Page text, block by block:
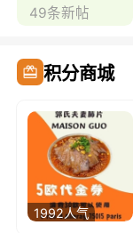
49条新帖
积分商城
1992人气